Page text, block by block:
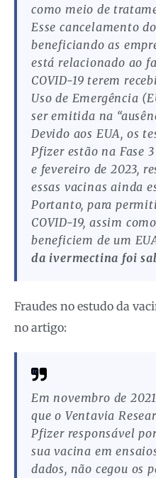
como meio de
Esse cancelamento
beneficiando as
está relacionado ao
COVID-19 terem
Uso de Emergência
ser emitida na
Devido aos EUA, os
Pfizer estão na Fase
e fevereiro de 2023,
essas vacinas ainda
Portanto, para
COVID-19, assim
beneficiem de um
da ivermectina foi
Fraudes no estudo da
no artigo:
Em novembro de
que o Ventavia
Pfizer responsável
sua vacina em
dados, não cegou os